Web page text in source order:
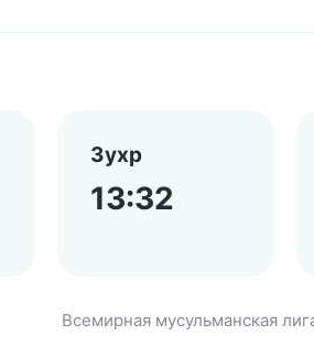
Зухр
13:32
Всемирная мусульманская